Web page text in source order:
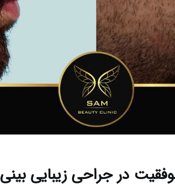
در جراحی زیبایی بینی